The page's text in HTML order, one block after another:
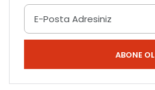
ABONE OL